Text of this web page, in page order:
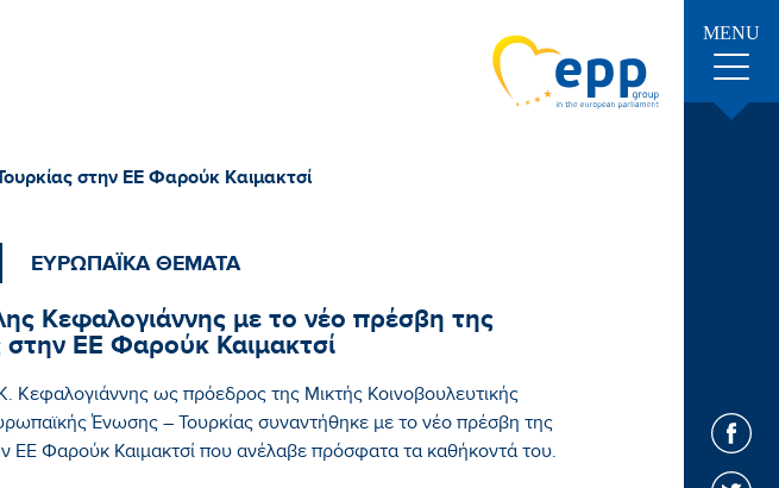
MENU
στην ΕΕ Φαρούκ Καιμακτσί
ΕΥΡΩΠΑΪΚΑ ΘΕΜΑΤΑ
Κεφαλογιάννης με το νέο πρέσβη της
στην ΕΕ Φαρούκ Καιμακτσί
ως πρόεδρος της Μικτής Κοινοβουλευτικής
Ένωσης – Τουρκίας συναντήθηκε με το νέο πρέσβη της
ΕΕ Φαρούκ Καιμακτσί που ανέλαβε πρόσφατα τα καθήκοντά του.